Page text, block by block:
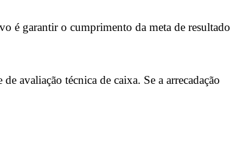
é garantir o cumprimento da meta de resultado
avaliação técnica de caixa. Se a arrecadação